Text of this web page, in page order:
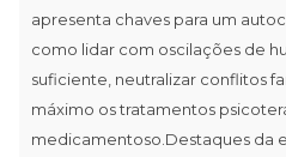
apresenta chaves para um
como lidar com oscilações de
suficiente, neutralizar conflitos
máximo os tratamentos
medicamentoso.Destaques da